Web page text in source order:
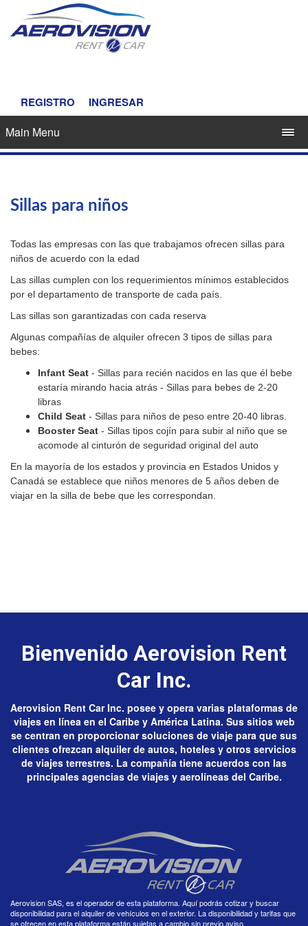
REGISTRO INGRESAR
Main Menu
Sillas para niños
Todas las empresas con las que trabajamos ofrecen sillas para
niños de acuerdo con la edad
Las sillas cumplen con los requerimientos mínimos establecidos
por el departamento de transporte de cada país.
Las sillas son garantizadas con cada reserva
Algunas compañías de alquiler ofrecen 3 tipos de sillas para
bebes:
Infant Seat - Sillas para recién nacidos en las que él bebe
estaría mirando hacia atrás - Sillas para bebes de 2-20
libras
Child Seat - Sillas para niños de peso entre 20-40 libras.
Booster Seat - Sillas tipos cojín para subir al niño que se
acomode al cinturón de seguridad original del auto
En la mayoría de los estados y provincia en Estados Unidos y
Canadá se establece que niños menores de 5 años deben de
viajar en la silla de bebe que les correspondan.
Bienvenido Aerovision Rent
Car Inc.
Aerovision Rent Car Inc. posee y opera varias plataformas de
viajes en línea en el Caribe y América Latina. Sus sitios web
se centran en proporcionar soluciones de viaje para que sus
clientes ofrezcan alquiler de autos, hoteles y otros servicios
de viajes terrestres. La compañía tiene acuerdos con las
principales agencias de viajes y aerolíneas del Caribe.
Aerovision SAS, es el operador de esta plataforma. Aquí podrás cotizar y buscar
disponibilidad para el alquiler de vehículos en el exterior. La disponibilidad y tarifas que
se ofrecen en esta plataforma están sujetas a cambio sin previo aviso